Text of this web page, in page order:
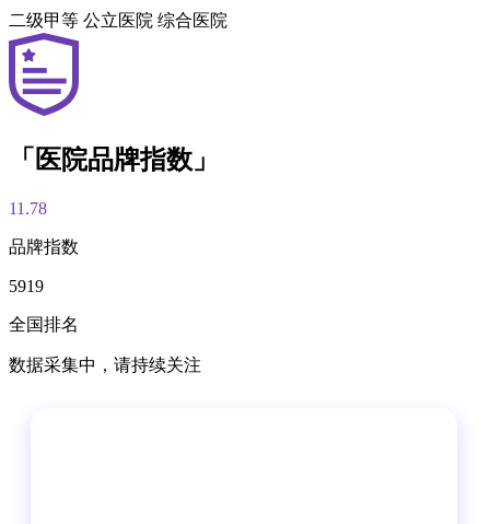
二级甲等 公立医院 综合医院
「医院品牌指数」
11.78
品牌指数
5919
全国排名
数据采集中，请持续关注